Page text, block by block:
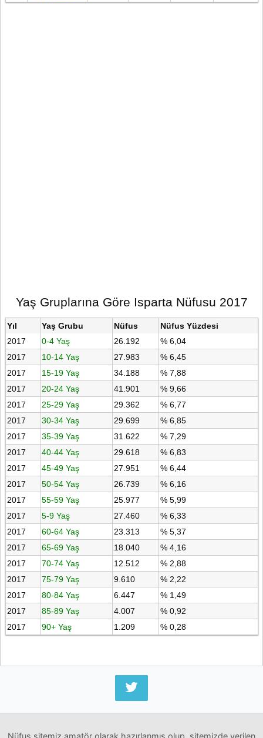
Yaş Gruplarına Göre Isparta Nüfusu 2017
Yıl Yaş Grubu Nüfus
Nüfus Yüzdesi
2017
0-4 Yaş 26.192
% 6,04
2017
10-14 Yaş 27.983
% 6,45
2017
15-19 Yaş 34.188
% 7,88
2017
20-24 Yaş 41.901
% 9,66
2017
25-29 Yaş 29.362
% 6,77
2017
30-34 Yaş 29.699
% 6,85
2017
35-39 Yaş 31.622
% 7,29
2017
40-44 Yaş 29.618
% 6,83
2017
45-49 Yaş 27.951
% 6,44
2017
50-54 Yaş 26.739
% 6,16
2017
55-59 Yaş 25.977
% 5,99
2017
5-9 Yaş 27.460
% 6,33
2017
60-64 Yaş 23.313
% 5,37
2017
65-69 Yaş 18.040
% 4,16
2017
70-74 Yaş 12.512
% 2,88
2017
75-79 Yaş 9.610
% 2,22
2017
80-84 Yaş 6.447
% 1,49
2017
85-89 Yaş 4.007
% 0,92
2017
90+ Yaş 1.209 % 0,28
Nüfus sitemiz amatör olarak hazırlanmış olup, sitemizde verilen